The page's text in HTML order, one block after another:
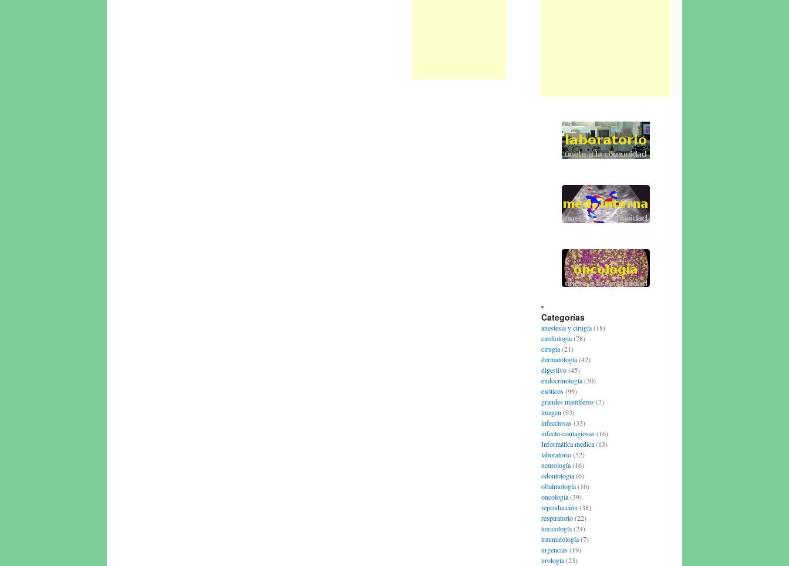
Categorías
anestesia y cirugía(18)
cardiologia(78)
cirugía(21)
dermatología(42)
digestivo(45)
endocrinología(30)
exóticos(99)
grandes mamíferos(7)
imagen (93)
infecciosas(33)
infecto-contagiosas(16)
Informática medica(13)
laboratorio(52)
neurología(16)
odontología(6)
oftalmología(16)
oncología(39)
reproducción (38)
respiratorio(22)
toxicología(24)
traumatología(7)
urgencias(19)
urología(23)